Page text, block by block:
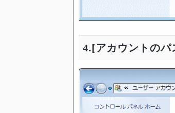
4.[アカウントのパ